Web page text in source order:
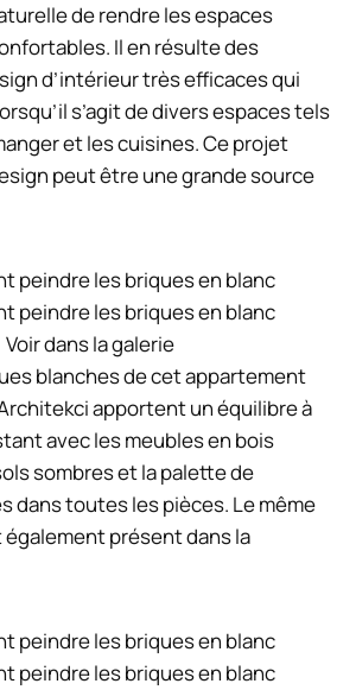
de rendre les espaces
Il en résulte des
d’intérieur très efficaces qui
s’agit de divers espaces tels
et les cuisines. Ce projet
peut être une grande source
Voir dans la galerie
blanches de cet appartement
apportent un équilibre à
avec les meubles en bois
sombres et la palette de
dans toutes les pièces. Le même
présent dans la